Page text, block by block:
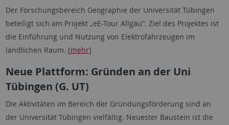
Der Forschungsbereich Geographie der Universität Tübingen
beteiligt sich am Projekt „eE-Tour Allgäu“. Ziel des Projektes ist
die Einführung und Nutzung von Elektrofahrzeugen im
ländlichen Raum. [mehr]
Neue Plattform: Gründen an der Uni
Tübingen (G. UT)
Die Aktivitäten im Bereich der Gründungsförderung sind an
der Universität Tübingen vielfältig. Neuester Baustein ist die